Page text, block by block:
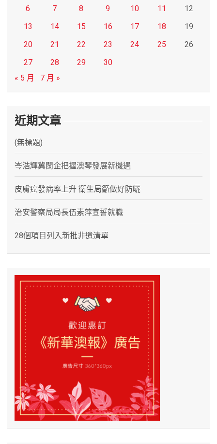
6 7 8 9 10 11
12
13
14 15 16 17 18
19
20
21 22 23 24 25
26
27
28 29
30
« 5 月
7 月 »
近期文章
(無標題)
岑浩輝冀閩企把握澳琴發展新機遇
皮膚癌發病率上升 衛生局籲做好防曬
治安警察局局長伍素萍宣誓就職
28個項目列入新批非遺清單